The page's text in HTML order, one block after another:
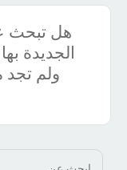
هل تبحث
الجديدة
ولم تجد